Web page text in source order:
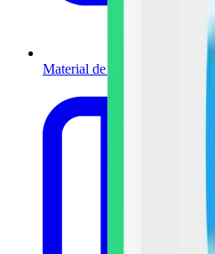
Material de curación